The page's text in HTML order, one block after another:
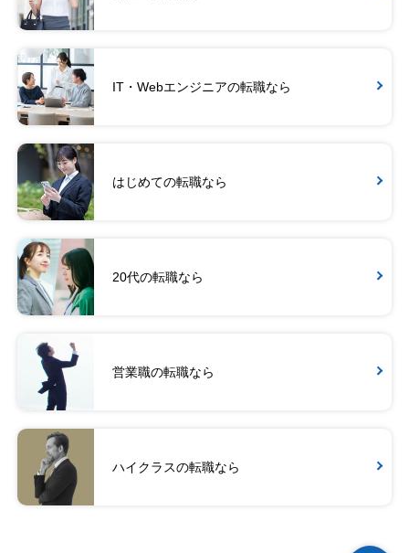
IT・Webエンジニアの転職なら
はじめての転職なら
20代の転職なら
営業職の転職なら
ハイクラスの転職なら